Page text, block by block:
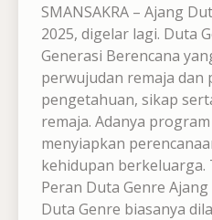
SMANSAKRA – Ajang
2025, digelar lagi. Duta
Generasi Berencana
perwujudan remaja dan
pengetahuan, sikap
remaja. Adanya
menyiapkan
kehidupan berkeluarga.
Peran Duta Genre
Duta Genre biasanya